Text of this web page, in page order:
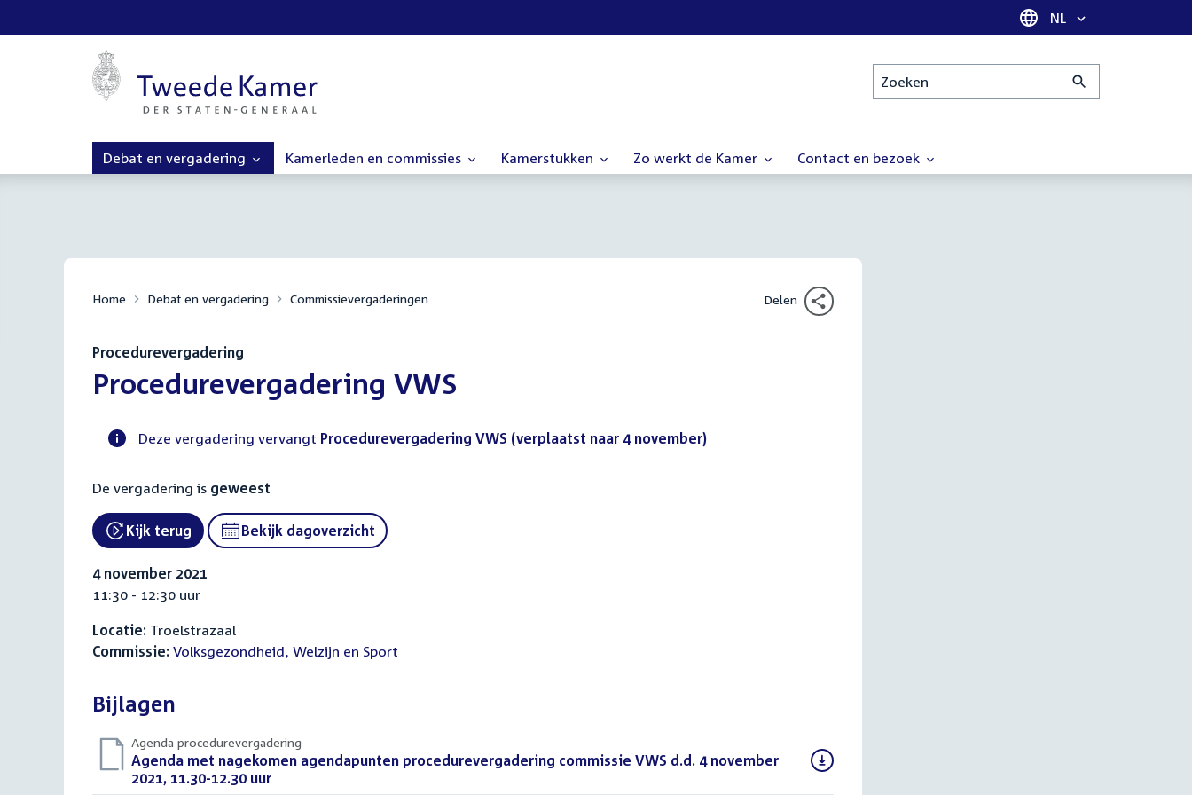
Taal selectie
NL
Zoeken
Debat en vergadering Kamerleden en commissies Kamerstukken Zo werkt de Kamer Contact en bezoek
Home Debat en vergadering Commissievergaderingen Delen
Procedurevergadering
:Procedurevergadering VWS
commissie
activiteit
Deze vergadering vervangt Procedurevergadering VWS (verplaatst naar 4 november)
De vergadering is geweest
External link:
Kijk terug Bekijk dagoverzicht
4 november 2021
11:30 - 12:30 uur
Locatie: Troelstrazaal
Commissie: Volksgezondheid, Welzijn en Sport
Bijlagen
Agenda procedurevergadering
Download
bestand:
Agenda met nagekomen agendapunten procedurevergadering commissie VWS d.d. 4 november
2021, 11.30-12.30 uur